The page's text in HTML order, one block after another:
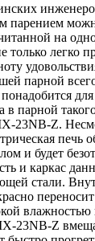
парением
на
только легко
парной
для
парной
23NB-Z.
печь
и будет
и каркас
стали.
влажностью
23NB-Z